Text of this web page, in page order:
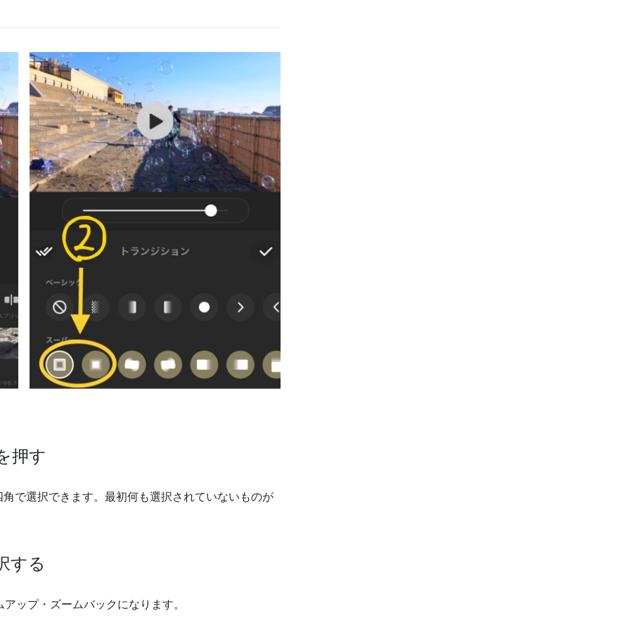
押す
で選択できます。最初何も選択されていないものが
する
ップ・ズームバックになります。